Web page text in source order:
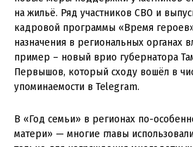
на жильё. Ряд участников СВО и
кадровой программы «Время героев»
назначения в региональных органах
пример – новый врио губернатора
Первышов, который сходу вошёл в
упоминаемости в Telegram.
В «Год семьи» в регионах по-
матери» — многие главы